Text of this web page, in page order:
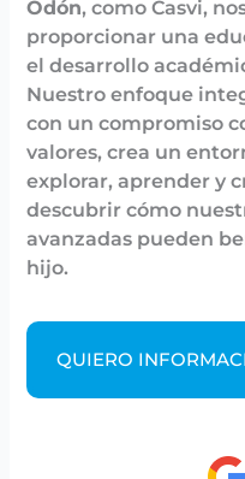
Odón, como Casvi,
proporcionar una
el desarrollo
Nuestro enfoque
con un compromiso
valores, crea un
explorar, aprender y
descubrir cómo
avanzadas pueden
hijo.
QUIERO